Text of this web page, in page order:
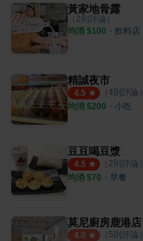
黃家地骨露
（ 2則評論）
均消 $100 ・ 飲料店
精誠夜市
4.5 （ 4則評論）
均消 $200 ・ 小吃
豆豆喝豆漿
4.5 （ 2則評論）
均消 $70 ・ 早餐
莫尼廚房鹿港店
4.0 （ 5則評論）